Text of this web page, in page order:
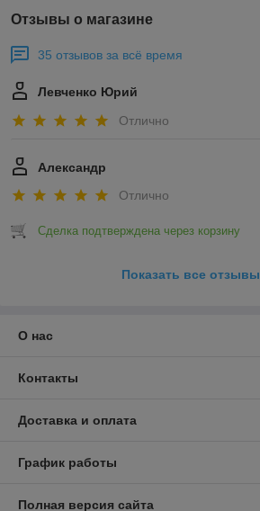
Отзывы о магазине
35 отзывов за всё время
Левченко Юрий
Отлично
Александр
Отлично
Сделка подтверждена через корзину
Показать все отзывы
О нас
Контакты
Доставка и оплата
График работы
Полная версия сайта